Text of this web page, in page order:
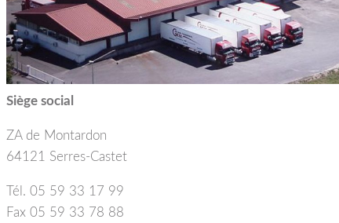
Siège social
ZA de Montardon
64121 Serres-Castet
Tél. 05 59 33 17 99
Fax 05 59 33 78 88